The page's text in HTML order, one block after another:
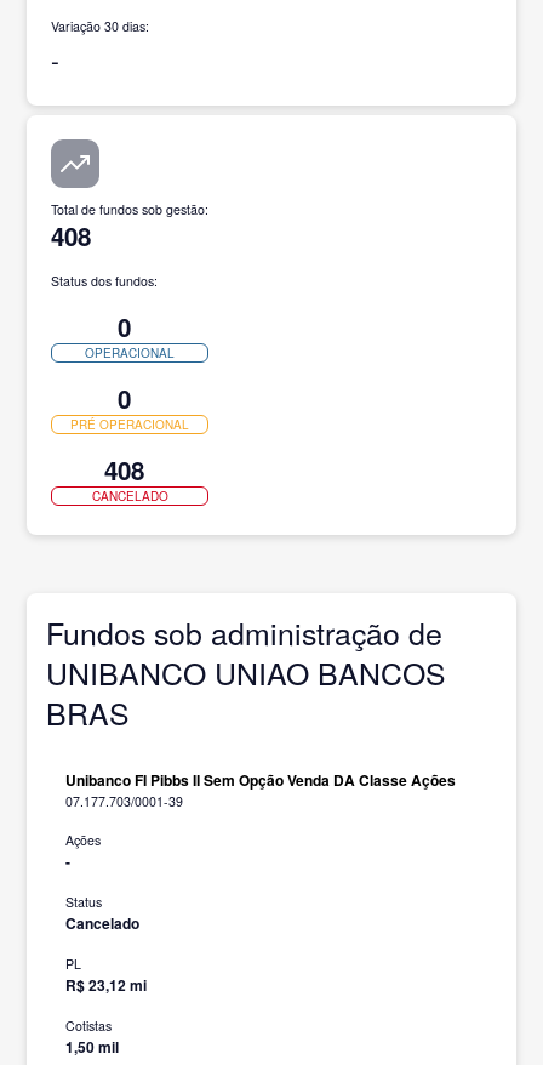
Variação 30 dias:
-
Total de fundos sob gestão:
408
Status dos fundos:
0
OPERACIONAL
0
PRÉ OPERACIONAL
408
CANCELADO
Fundos sob administração de
UNIBANCO UNIAO BANCOS
BRAS
Unibanco FI Pibbs II Sem Opção Venda DA Classe Ações
07.177.703/0001-39
Ações
-
Status
Cancelado
PL
R$ 23,12 mi
Cotistas
1,50 mil